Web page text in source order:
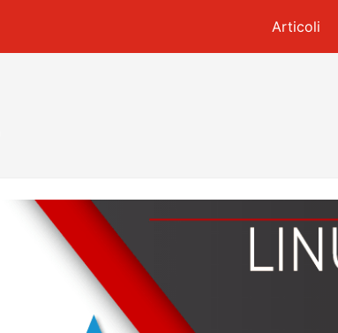
Articoli